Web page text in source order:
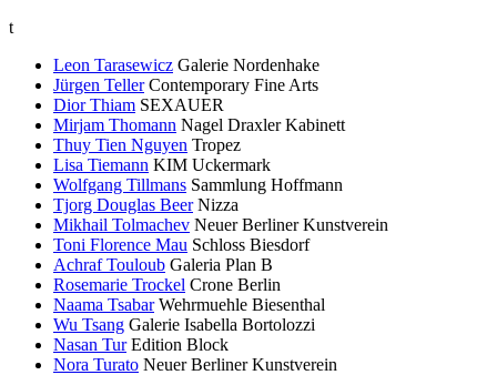
t
Leon Tarasewicz Galerie Nordenhake
Jürgen Teller Contemporary Fine Arts
Dior Thiam SEXAUER
Mirjam Thomann Nagel Draxler Kabinett
Thuy Tien Nguyen Tropez
Lisa Tiemann KIM Uckermark
Wolfgang Tillmans Sammlung Hoffmann
Tjorg Douglas Beer Nizza
Mikhail Tolmachev Neuer Berliner Kunstverein
Toni Florence Mau Schloss Biesdorf
Achraf Touloub Galeria Plan B
Rosemarie Trockel Crone Berlin
Naama Tsabar Wehrmuehle Biesenthal
Wu Tsang Galerie Isabella Bortolozzi
Nasan Tur Edition Block
Nora Turato Neuer Berliner Kunstverein